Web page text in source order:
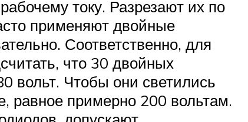
току. Разрезают их по
применяют двойные
Соответственно, для
что 30 двойных
вольт. Чтобы они светились
равное примерно 200 вольтам.